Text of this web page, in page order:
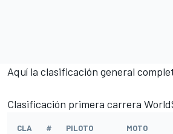
Aquí la clasificación general
Clasificación primera carrera
CLA # PILOTO MOTO